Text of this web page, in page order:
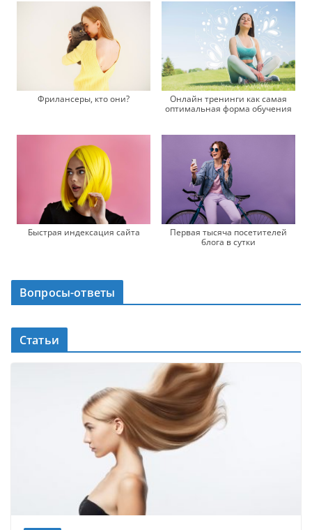
Фрилансеры, кто они?
Онлайн тренинги как самая
оптимальная форма обучения
Быстрая индексация сайта
Первая тысяча посетителей
блога в сутки
Вопросы-ответы
Статьи